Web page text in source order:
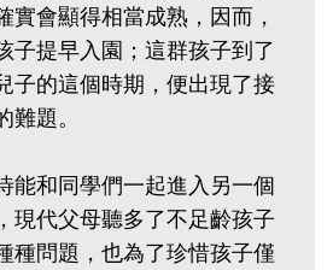
實會顯得相當成熟，因而，
子提早入園；這群孩子到了
子的這個時期，便出現了接
題。
能和同學們一起進入另一個
現代父母聽多了不足齡孩子
種問題，也為了珍惜孩子僅